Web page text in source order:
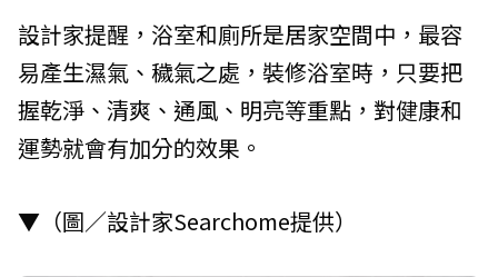
設計家提醒，浴室和廁所是居家空間中，最容
易產生濕氣、穢氣之處，裝修浴室時，只要把
握乾淨、清爽、通風、明亮等重點，對健康和
運勢就會有加分的效果。
▼（圖／設計家Searchome提供）